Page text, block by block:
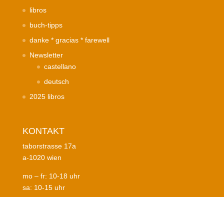
libros
buch-tipps
danke * gracias * farewell
Newsletter
castellano
deutsch
2025 libros
KONTAKT
taborstrasse 17a
a-1020 wien
mo – fr: 10-18 uhr
sa: 10-15 uhr